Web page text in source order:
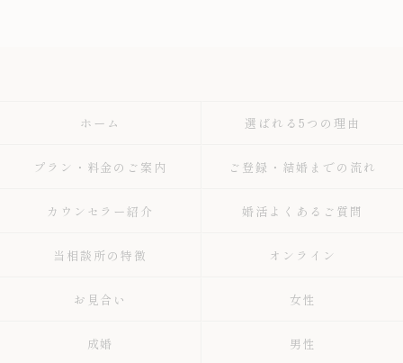
ホーム 選ばれる5つの理由
プラン・料金のご案内 ご登録・結婚までの流れ
カウンセラー紹介 婚活よくあるご質問
当相談所の特徴 オンライン
お見合い 女性
成婚 男性